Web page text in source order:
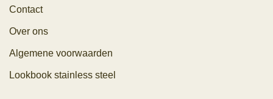
Contact
Over ons
Algemene voorwaarden
Lookbook stainless steel